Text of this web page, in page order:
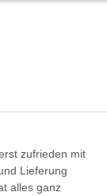
zufrieden mit
Lieferung
alles ganz